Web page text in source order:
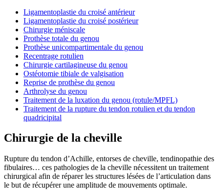
Ligamentoplastie du croisé antérieur
Ligamentoplastie du croisé postérieur
Chirurgie méniscale
Prothèse totale du genou
Prothèse unicompartimentale du genou
Recentrage rotulien
Chirurgie cartilagineuse du genou
Ostéotomie tibiale de valgisation
Reprise de prothèse du genou
Arthrolyse du genou
Traitement de la luxation du genou (rotule/MPFL)
Traitement de la rupture du tendon rotulien et du tendon
quadricipital
Chirurgie de la cheville
Rupture du tendon d’Achille, entorses de cheville, tendinopathie des
fibulaires… ces pathologies de la cheville nécessitent un traitement
chirurgical afin de réparer les structures lésées de l’articulation dans
le but de récupérer une amplitude de mouvements optimale.